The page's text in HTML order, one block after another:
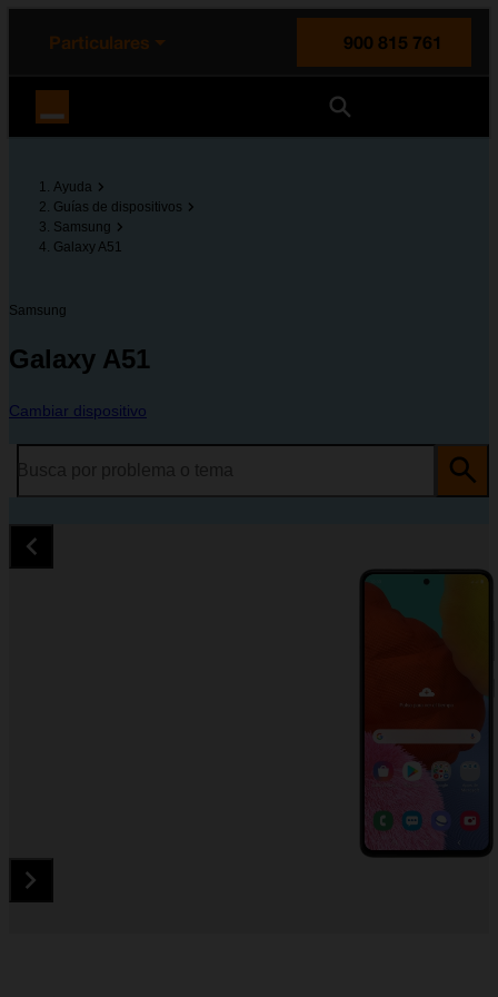
principal
la página
Particulares
900 815 761
Ayuda
Guías de dispositivos
Samsung
Galaxy A51
Samsung
Galaxy A51
Cambiar dispositivo